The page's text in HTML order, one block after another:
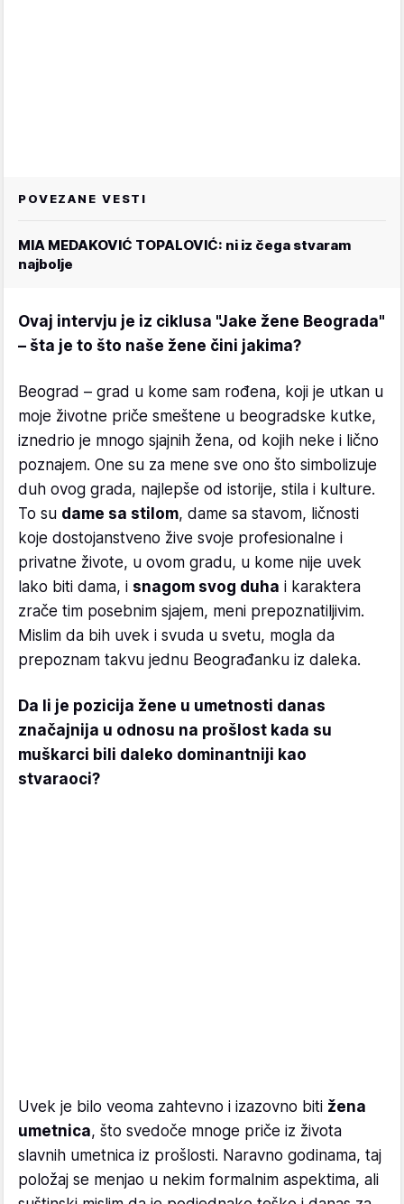
POVEZANE VESTI
MIA MEDAKOVIĆ TOPALOVIĆ: ni iz čega stvaram
najbolje
Ovaj intervju je iz ciklusa "Jake žene Beograda"
– šta je to što naše žene čini jakima?
Beograd – grad u kome sam rođena, koji je utkan u
moje životne priče smeštene u beogradske kutke,
iznedrio je mnogo sjajnih žena, od kojih neke i lično
poznajem. One su za mene sve ono što simbolizuje
duh ovog grada, najlepše od istorije, stila i kulture.
To su dame sa stilom, dame sa stavom, ličnosti
koje dostojanstveno žive svoje profesionalne i
privatne živote, u ovom gradu, u kome nije uvek
lako biti dama, i snagom svog duha i karaktera
zrače tim posebnim sjajem, meni prepoznatiljivim.
Mislim da bih uvek i svuda u svetu, mogla da
prepoznam takvu jednu Beograđanku iz daleka.
Da li je pozicija žene u umetnosti danas
značajnija u odnosu na prošlost kada su
muškarci bili daleko dominantniji kao
stvaraoci?
Uvek je bilo veoma zahtevno i izazovno biti žena
umetnica, što svedoče mnoge priče iz života
slavnih umetnica iz prošlosti. Naravno godinama, taj
položaj se menjao u nekim formalnim aspektima, ali